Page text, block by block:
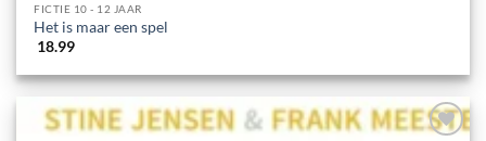
FICTIE 10 - 12 JAAR
Het is maar een spel
18.99